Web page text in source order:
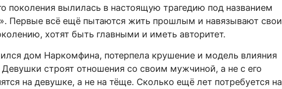
поколения вылилась в настоящую трагедию под названием
Первые всё ещё пытаются жить прошлым и навязывают свои
хотят быть главными и иметь авторитет.
дом Наркомфина, потерпела крушение и модель влияния
строят отношения со своим мужчиной, а не с его
на девушке, а не на тёще. Сколько ещё лет потребуется на